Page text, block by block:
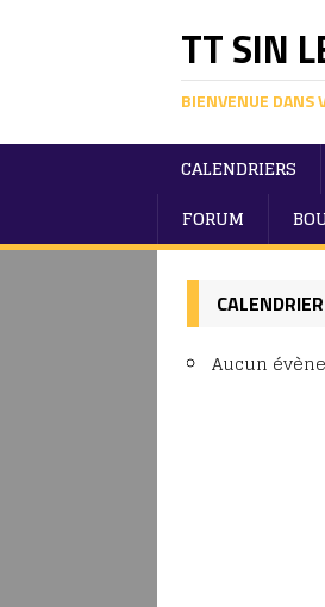
TT SIN
BIENVENUE DANS
CALENDRIERS
FORUM
CALENDRIER
Aucun